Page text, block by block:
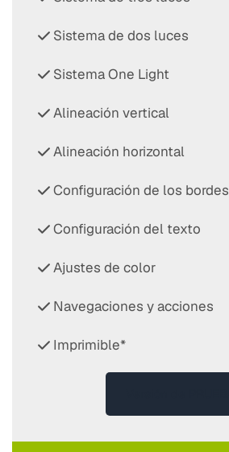
Sistema de dos luces
Sistema One Light
Alineación vertical
Alineación horizontal
Configuración de los bordes
Configuración del texto
Ajustes de color
Navegaciones y acciones
Imprimible*